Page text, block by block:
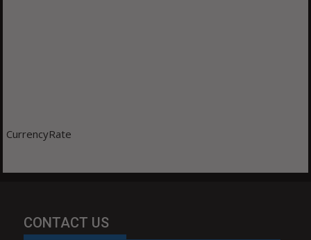
CurrencyRate
CONTACT US